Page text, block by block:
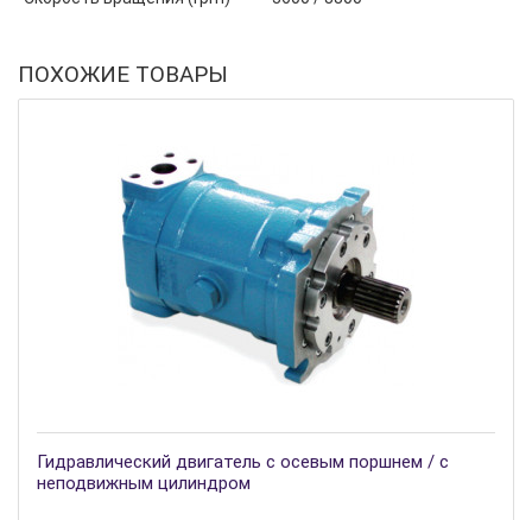
ПОХОЖИЕ ТОВАРЫ
Гидравлический двигатель с осевым поршнем / с
неподвижным цилиндром